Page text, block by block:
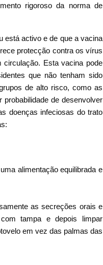
rigoroso da norma de
está activo e de que a vacina
protecção contra os vírus
Esta vacina pode
que não tenham sido
de alto risco, como as
de desenvolver
doenças infeciosas do trato
alimentação equilibrada e
as secreções orais e
tampa e depois limpar
em vez das palmas das